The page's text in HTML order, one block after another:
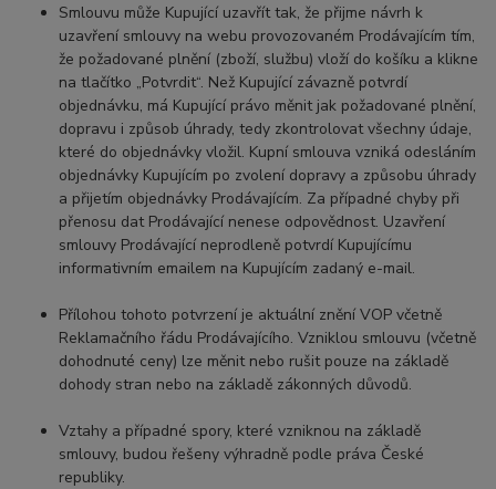
Smlouvu může Kupující uzavřít tak, že přijme návrh k
uzavření smlouvy na webu provozovaném Prodávajícím tím,
že požadované plnění (zboží, službu) vloží do košíku a klikne
na tlačítko „Potvrdit“. Než Kupující závazně potvrdí
objednávku, má Kupující právo měnit jak požadované plnění,
dopravu i způsob úhrady, tedy zkontrolovat všechny údaje,
které do objednávky vložil. Kupní smlouva vzniká odesláním
objednávky Kupujícím po zvolení dopravy a způsobu úhrady
a přijetím objednávky Prodávajícím. Za případné chyby při
přenosu dat Prodávající nenese odpovědnost. Uzavření
smlouvy Prodávající neprodleně potvrdí Kupujícímu
informativním emailem na Kupujícím zadaný e-mail.
Přílohou tohoto potvrzení je aktuální znění VOP včetně
Reklamačního řádu Prodávajícího. Vzniklou smlouvu (včetně
dohodnuté ceny) lze měnit nebo rušit pouze na základě
dohody stran nebo na základě zákonných důvodů.
Vztahy a případné spory, které vzniknou na základě
smlouvy, budou řešeny výhradně podle práva České
republiky.